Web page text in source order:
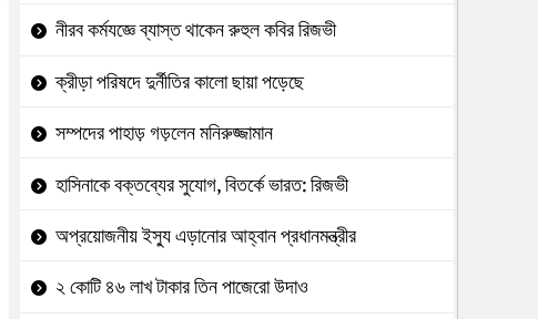
নীরব কর্মযজ্ঞে ব্যাস্ত থাকেন রুহুল কবির রিজভী
ক্রীড়া পরিষদে দুর্নীতির কালো ছায়া পড়েছে
সম্পদের পাহাড় গড়লেন মনিরুজ্জামান
হাসিনাকে বক্তব্যের সুযোগ, বিতর্কে ভারত: রিজভী
অপ্রয়োজনীয় ইস্যু এড়ানোর আহ্বান প্রধানমন্ত্রীর
২ কোটি ৪৬ লাখ টাকার তিন পাজেরো উদাও